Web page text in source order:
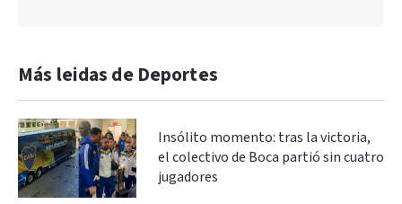
Más leidas de Deportes
Insólito momento: tras la victoria,
el colectivo de Boca partió sin cuatro
jugadores